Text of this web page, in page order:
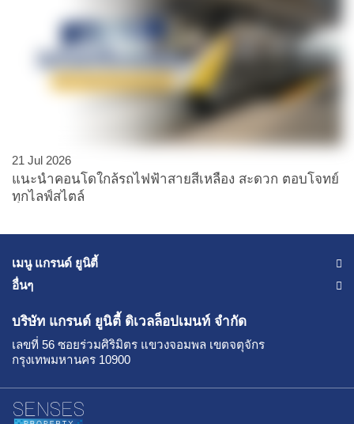
21 Jul 2026
แนะนำคอนโดใกล้รถไฟฟ้าสายสีเหลือง สะดวก ตอบโจทย์
ทุกไลฟ์สไตล์
เมนู แกรนด์ ยูนิตี้
อื่นๆ
บริษัท แกรนด์ ยูนิตี้ ดิเวลล็อปเมนท์ จำกัด
เลขที่ 56 ซอยร่วมศิริมิตร แขวงจอมพล เขตจตุจักร
กรุงเทพมหานคร 10900